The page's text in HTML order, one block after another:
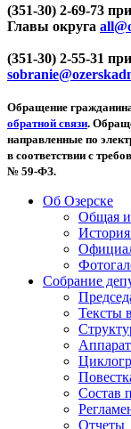
(351-30) 2-69-73
Главы округа
(351-30) 2-55-31
Обращение
обратной связи.
направленные по
в соответствии с
№ 59-ФЗ.
Об Озерске
Общая
Собрание
Тексты
Состав
Отчеты